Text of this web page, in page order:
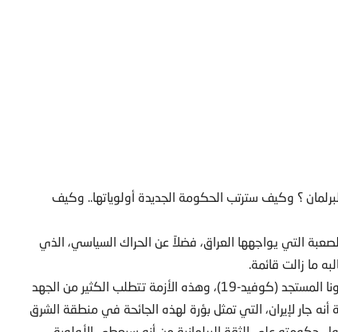
؟ وكيف سترتب الحكومة الجديدة أولوياتها.. وكيف
التي يواجهها العراق، فضلاً عن الحراك السياسي، الذي
ما زالت قائمة.
وبطبيعة الحال، فإن العراق يواجه أزمة جائحة فيروس كورونا المستجد (كوفيد-19)، وهذه الأزمة تتطلب الكثير من الجهد
جار لإيران، التي تمثل بؤرة لهذه الجائحة في منطقة الشرق